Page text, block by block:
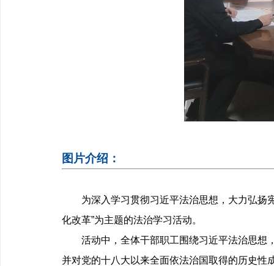
图片介绍：
为深入学习贯彻习近平法治思想，大力弘扬
化改革”为主题的法治学习活动。
活动中，全体干部职工围绕习近平法治思想
并对党的十八大以来全面依法治国取得的历史性